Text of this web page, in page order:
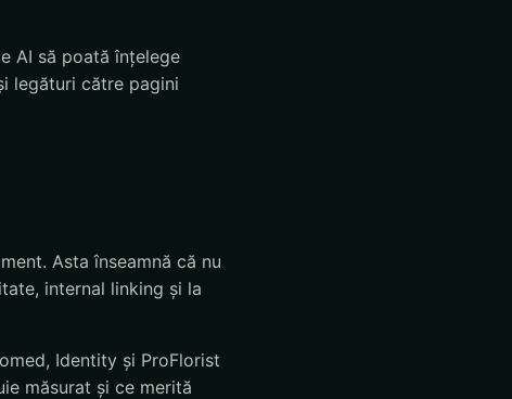
AI să poată înțelege
legături către pagini
Asta înseamnă că nu
internal linking și la
Identity și ProFlorist
măsurat și ce merită